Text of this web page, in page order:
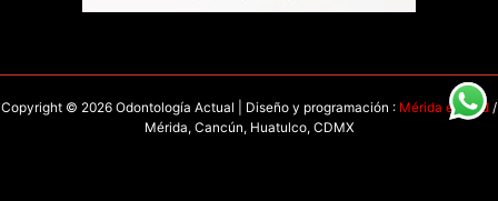
Copyright © 2026 Odontología Actual | Diseño y programación : Mérida en Red /
Mérida, Cancún, Huatulco, CDMX